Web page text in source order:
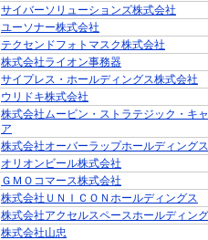
サイバーソリューションズ株式会社
ユーソナー株式会社
テクセンドフォトマスク株式会社
株式会社ライオン事務器
サイプレス・ホールディングス株式会社
ウリドキ株式会社
株式会社ムービン・ストラテジック・キ
ア
株式会社オーバーラップホールディングス
オリオンビール株式会社
ＧＭＯコマース株式会社
株式会社ＵＮＩＣＯＮホールディングス
株式会社アクセルスペースホールディン
株式会社山忠